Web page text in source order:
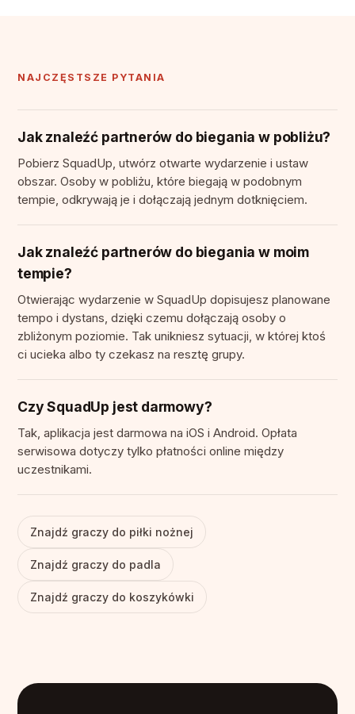
NAJCZĘSTSZE PYTANIA
Jak znaleźć partnerów do biegania w pobliżu?
Pobierz SquadUp, utwórz otwarte wydarzenie i ustaw
obszar. Osoby w pobliżu, które biegają w podobnym
tempie, odkrywają je i dołączają jednym dotknięciem.
Jak znaleźć partnerów do biegania w moim
tempie?
Otwierając wydarzenie w SquadUp dopisujesz planowane
tempo i dystans, dzięki czemu dołączają osoby o
zbliżonym poziomie. Tak unikniesz sytuacji, w której ktoś
ci ucieka albo ty czekasz na resztę grupy.
Czy SquadUp jest darmowy?
Tak, aplikacja jest darmowa na iOS i Android. Opłata
serwisowa dotyczy tylko płatności online między
uczestnikami.
Znajdź graczy do piłki nożnej
Znajdź graczy do padla
Znajdź graczy do koszykówki